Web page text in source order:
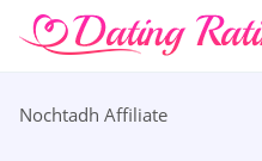
Nochtadh Affiliate